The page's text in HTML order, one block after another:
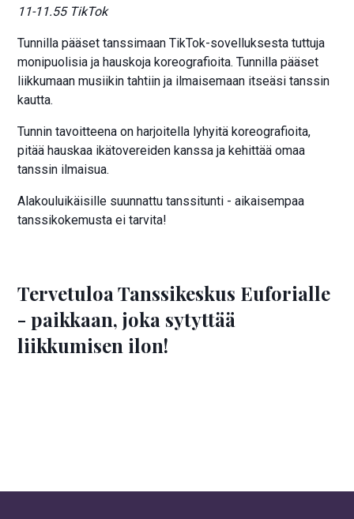
11-11.55 TikTok
Tunnilla pääset tanssimaan TikTok-sovelluksesta tuttuja
monipuolisia ja hauskoja koreografioita. Tunnilla pääset
liikkumaan musiikin tahtiin ja ilmaisemaan itseäsi tanssin
kautta.
Tunnin tavoitteena on harjoitella lyhyitä koreografioita,
pitää hauskaa ikätovereiden kanssa ja kehittää omaa
tanssin ilmaisua.
Alakouluikäisille suunnattu tanssitunti - aikaisempaa
tanssikokemusta ei tarvita!
Tervetuloa Tanssikeskus Euforialle
- paikkaan, joka sytyttää
liikkumisen ilon!